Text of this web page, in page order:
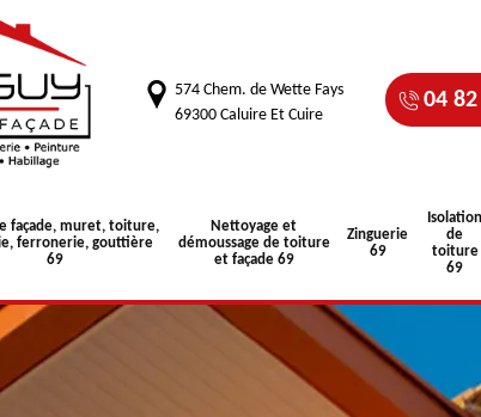
574 Chem. de Wette Fays
69300 Caluire Et Cuire
04
façade, muret, toiture,
ferronerie, gouttière
69
Nettoyage et
démoussage de toiture
et façade 69
Zinguerie
69
Isolation
de
toiture
69